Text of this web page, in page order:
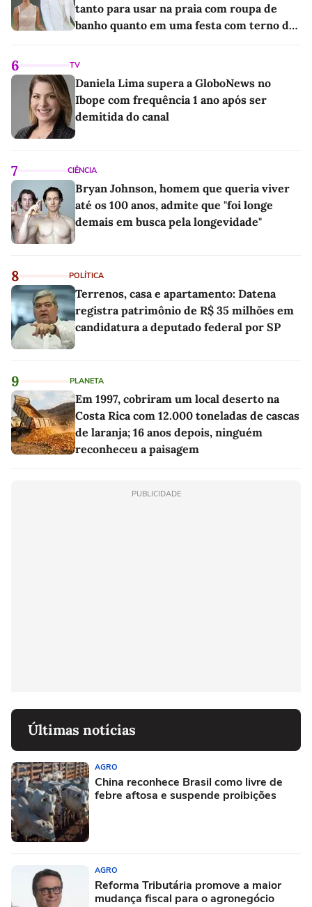
tanto para usar na praia com roupa de
banho quanto em uma festa com terno de
6 TV
Daniela Lima supera a GloboNews no
Ibope com frequência 1 ano após ser
demitida do canal
7 CIÊNCIA
Bryan Johnson, homem que queria viver
até os 100 anos, admite que "foi longe
demais em busca pela longevidade"
8 POLÍTICA
Terrenos, casa e apartamento: Datena
registra patrimônio de R$ 35 milhões em
candidatura a deputado federal por SP
9 PLANETA
Em 1997, cobriram um local deserto na
Costa Rica com 12.000 toneladas de cascas
de laranja; 16 anos depois, ninguém
reconheceu a paisagem
PUBLICIDADE
Últimas notícias
AGRO
China reconhece Brasil como livre de
febre aftosa e suspende proibições
AGRO
Reforma Tributária promove a maior
mudança fiscal para o agronegócio